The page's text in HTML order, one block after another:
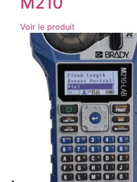
Voir le produit